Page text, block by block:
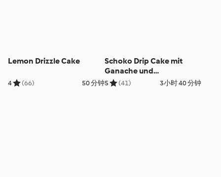
Lemon Drizzle Cake
4 (66) 50 分钟
Schoko Drip Cake mit
Ganache und
Amarenakirschen
5 (41) 3小时 40 分钟